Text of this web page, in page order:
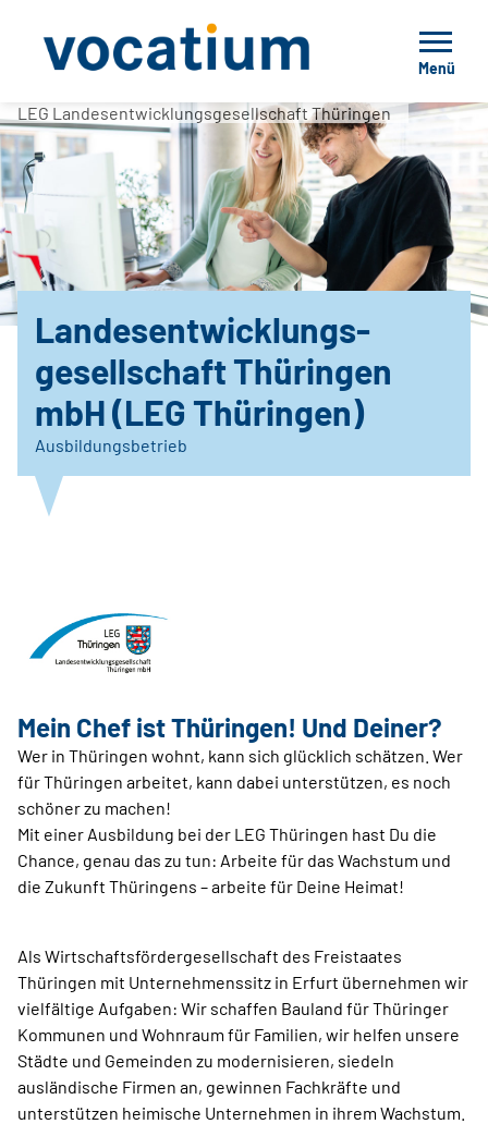
Menü
LEG Landesentwicklungsgesellschaft Thüringen
Landesentwicklungs-
gesellschaft Thüringen
mbH (LEG Thüringen)
Ausbildungsbetrieb
Mein Chef ist Thüringen! Und Deiner?
Wer in Thüringen wohnt, kann sich glücklich schätzen. Wer
für Thüringen arbeitet, kann dabei unterstützen, es noch
schöner zu machen!
Mit einer Ausbildung bei der LEG Thüringen hast Du die
Chance, genau das zu tun: Arbeite für das Wachstum und
die Zukunft Thüringens – arbeite für Deine Heimat!
Als Wirtschaftsfördergesellschaft des Freistaates
Thüringen mit Unternehmenssitz in Erfurt übernehmen wir
vielfältige Aufgaben: Wir schaffen Bauland für Thüringer
Kommunen und Wohnraum für Familien, wir helfen unsere
Städte und Gemeinden zu modernisieren, siedeln
ausländische Firmen an, gewinnen Fachkräfte und
unterstützen heimische Unternehmen in ihrem Wachstum.